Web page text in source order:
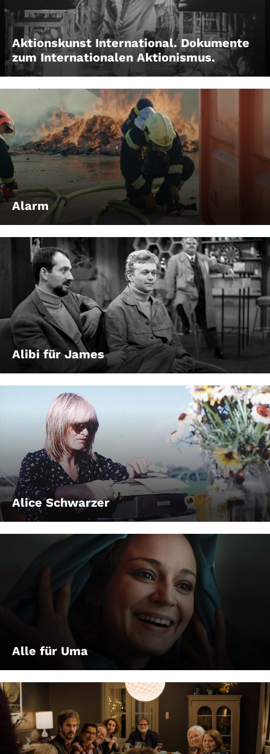
Aktionskunst International. Dokumente
zum Internationalen Aktionismus.
Alarm
Alibi für James
Alice Schwarzer
Alle für Uma